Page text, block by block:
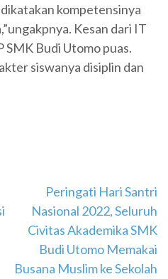
kompetensinya
Kesan dari IT
SMK Budi Utomo puas.
siswanya disiplin dan
Peringati Hari Santri
Nasional 2022, Seluruh
Civitas Akademika SMK
Budi Utomo Memakai
Busana Muslim ke Sekolah